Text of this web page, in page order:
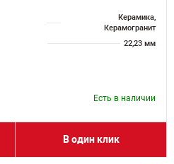
Керамика,
Керамогранит
22,23 мм
Есть в наличии
В один клик